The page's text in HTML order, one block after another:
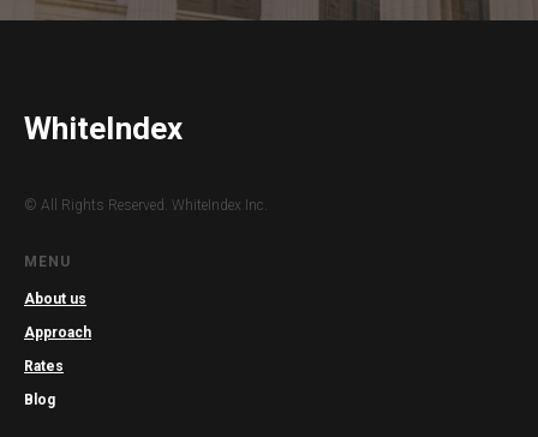
WhiteIndex
© All Rights Reserved. WhiteIndex Inc.
MENU
About us
Approach
Rates
Blog